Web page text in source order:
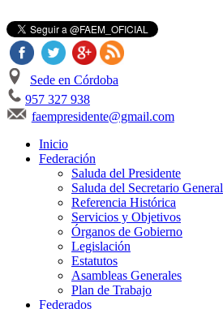
Sede en Córdoba
957 327 938
faempresidente@gmail.com
Inicio
Federación
Saluda del Presidente
Saluda del Secretario General
Referencia Histórica
Servicios y Objetivos
Órganos de Gobierno
Legislación
Estatutos
Asambleas Generales
Plan de Trabajo
Federados